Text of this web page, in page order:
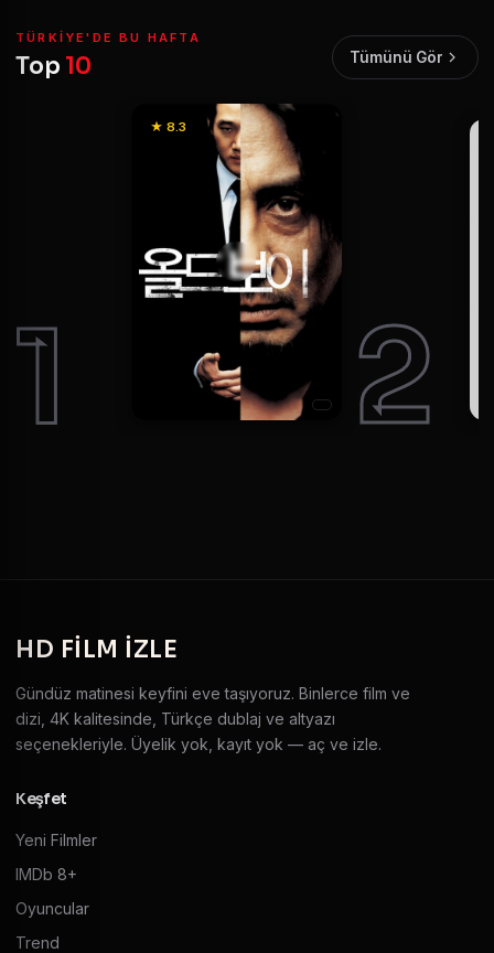
TÜRKIYE'DE BU HAFTA
Top 10 Tümünü Gör
1
★ 8.3
2
HD FILM IZLE
Gündüz matinesi keyfini eve taşıyoruz. Binlerce film ve
dizi, 4K kalitesinde, Türkçe dublaj ve altyazı
seçenekleriyle. Üyelik yok, kayıt yok — aç ve izle.
Keşfet
Yeni Filmler
IMDb 8+
Oyuncular
Trend